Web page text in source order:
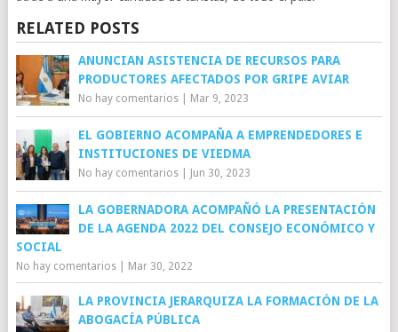
RELATED POSTS
ANUNCIAN ASISTENCIA DE RECURSOS PARA
PRODUCTORES AFECTADOS POR GRIPE AVIAR
No hay comentarios| Mar 9, 2023
EL GOBIERNO ACOMPAÑA A EMPRENDEDORES E
INSTITUCIONES DE VIEDMA
No hay comentarios| Jun 30, 2023
LA GOBERNADORA ACOMPAÑÓ LA PRESENTACIÓN
DE LA AGENDA 2022 DEL CONSEJO ECONÓMICO Y
SOCIAL
No hay comentarios| Mar 30, 2022
LA PROVINCIA JERARQUIZA LA FORMACIÓN DE LA
ABOGACÍA PÚBLICA